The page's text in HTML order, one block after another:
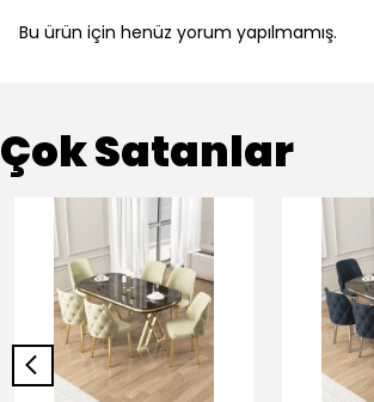
Bu ürün için henüz yorum yapılmamış.
Çok Satanlar